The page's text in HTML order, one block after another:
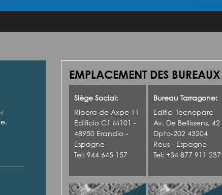
EMPLACEMENT DES
Siège Social:
Ribera de Axpe 11
Edificio C1 M101 -
48950 Erandio -
Espagne
Tel: 944 645 157
Bureau Tarragone:
Edifici Tecnoparc
Av. De Bellissens, 42
Dpto-202 43204
Reus - Espagne
Tel: +34 877 911 237